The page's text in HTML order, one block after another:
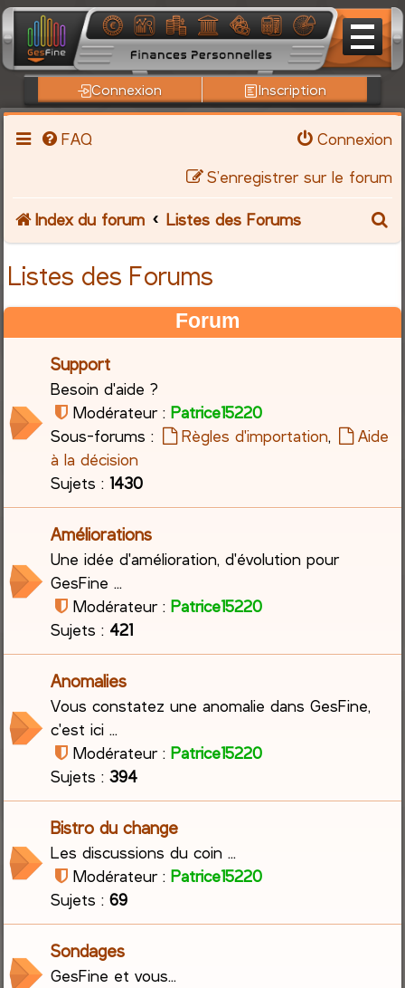
Connexion Inscription
FAQ
Connexion
S’enregistrer sur le forum
Index du forum Listes des Forums
Listes des Forums
Forum
Support
Besoin d'aide ?
Modérateur : Patrice15220
Sous-forums :
Règles d'importation,
Aide
à la décision
Sujets :1430
Améliorations
Une idée d'amélioration, d'évolution pour
GesFine ...
Modérateur : Patrice15220
Sujets : 421
Anomalies
Vous constatez une anomalie dans GesFine,
c'est ici ...
Modérateur : Patrice15220
Sujets :394
Bistro du change
Les discussions du coin ...
Modérateur : Patrice15220
Sujets :69
Sondages
GesFine et vous...